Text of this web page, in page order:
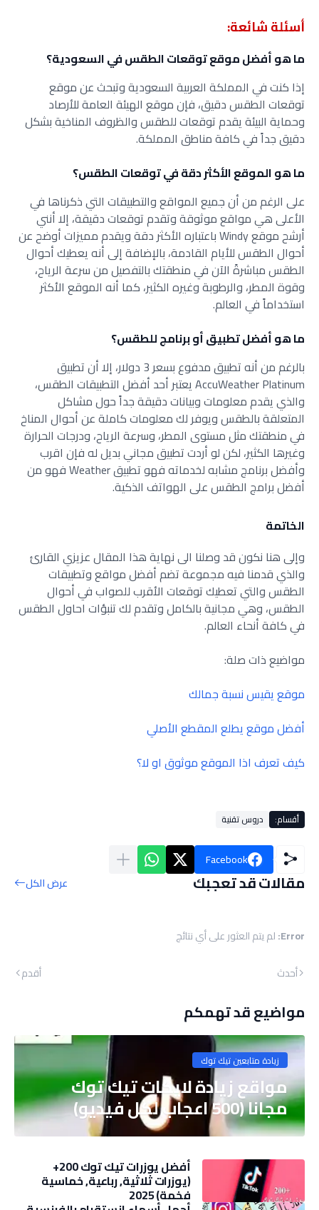
أسئلة شائعة:
ما هو أفضل موقع توقعات الطقس في السعودية؟
إذا كنت في المملكة العربية السعودية وتبحث عن موقع
توقعات الطقس دقيق، فإن موقع الهيئة العامة للأرصاد
وحماية البيئة يقدم توقعات للطقس والظروف المناخية بشكل
دقيق جداً في كافة مناطق المملكة.
ما هو الموقع الأكثر دقة في توقعات الطقس؟
على الرغم من أن جميع المواقع والتطبيقات التي ذكرناها في
الأعلى هي مواقع موثوقة وتقدم توقعات دقيقة، إلا أنني
أرشح موقع Windy باعتباره الأكثر دقة ويقدم مميزات أوضح عن
أحوال الطقس للأيام القادمة، بالإضافة إلى أنه يعطيك أحوال
الطقس مباشرةً الآن في منطقتك بالتفصيل من سرعة الرياح،
وقوة المطر، والرطوبة وغيره الكثير، كما أنه الموقع الأكثر
استخداماً في العالم.
ما هو أفضل تطبيق أو برنامج للطقس؟
بالرغم من أنه تطبيق مدفوع بسعر 3 دولار، إلا أن تطبيق
AccuWeather Platinum يعتبر أحد أفضل التطبيقات الطقس،
والذي يقدم معلومات وبيانات دقيقة جداً حول مشاكل
المتعلقة بالطقس ويوفر لك معلومات كاملة عن أحوال المناخ
في منطقتك مثل مستوى المطر، وسرعة الرياح، ودرجات الحرارة
وغيرها الكثير، لكن لو أردت تطبيق مجاني بديل له فإن اقرب
وأفضل برنامج مشابه لخدماته فهو تطبيق Weather فهو من
أفضل برامج الطقس على الهواتف الذكية.
الخاتمة
وإلى هنا نكون قد وصلنا الى نهاية هذا المقال عزيزي القارئ
والذي قدمنا فيه مجموعة تضم أفضل مواقع وتطبيقات
الطقس والتي تعطيك توقعات الأقرب للصواب في أحوال
الطقس، وهي مجانية بالكامل وتقدم لك تنبؤات احاول الطقس
في كافة أنحاء العالم.
مواضيع ذات صلة:
موقع يقيس نسبة جمالك
أفضل موقع يطلع المقطع الأصلي
كيف تعرف اذا الموقع موثوق او لا؟
أقسام: دروس تقنية
Facebook
مقالات قد تعجبك عرض الكل
Error: لم يتم العثور على أي نتائج
أحدث
أقدم
مواضيع قد تهمكم
زيادة متابعين تيك توك
مواقع زيادة لايكات تيك توك
مجانا (500 اعجاب لكل فيديو)
أفضل يوزرات تيك توك 200+
(يوزرات ثلاثية, رباعية, خماسية
فخمة) 2025